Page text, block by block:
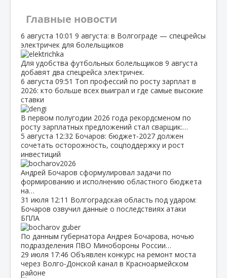
Главные новости
6 августа 10:01 9 августа: в Волгограде — спецрейсы
электричек для болельщиков
Для удобства футбольных болельщиков 9 августа
добавят два спецрейса электричек.
6 августа 09:51 Топ профессий по росту зарплат в
2026: кто больше всех выиграл и где самые высокие
ставки
В первом полугодии 2026 года рекордсменом по
росту зарплатных предложений стал сварщик:…
5 августа 12:32 Бочаров: бюджет‑2027 должен
сочетать осторожность, соцподдержку и рост
инвестиций
Андрей Бочаров сформулировал задачи по
формированию и исполнению областного бюджета
на…
31 июля 12:11 Волгоградская область под ударом:
Бочаров озвучил данные о последствиях атаки
БПЛА
По данным губернатора Андрея Бочарова, ночью
подразделения ПВО Минобороны России…
29 июля 17:46 Объявлен конкурс на ремонт моста
через Волго‑Донской канал в Красноармейском
районе